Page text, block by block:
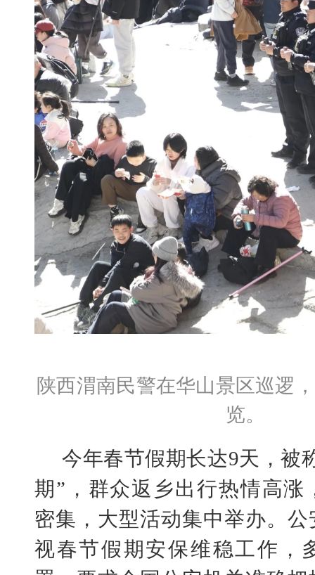
陕西渭南民警在华山景区巡逻
览。
今年春节假期长达9天，被
期”，群众返乡出行热情高涨
密集，大型活动集中举办。
视春节假期安保维稳工作，